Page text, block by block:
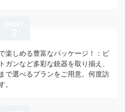
楽しめる豊富なパッケージ！：ピ
ガンなど多彩な銃器を取り揃え、
で選べるプランをご用意。何度訪
。